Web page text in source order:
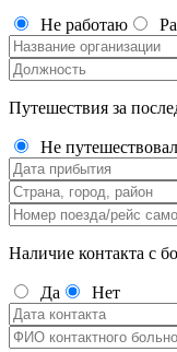
Не работаю
Путешествия за
Не
Наличие контакта с
Да Нет